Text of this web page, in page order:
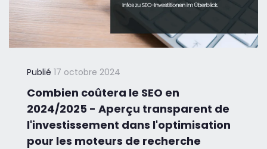
Publié 17 octobre 2024
Combien coûtera le SEO en
2024/2025 - Aperçu transparent de
l'investissement dans l'optimisation
pour les moteurs de recherche